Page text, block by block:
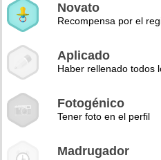
Novato
Recompensa por el
Aplicado
Haber rellenado todos
Fotogénico
Tener foto en el perfil
Madrugador